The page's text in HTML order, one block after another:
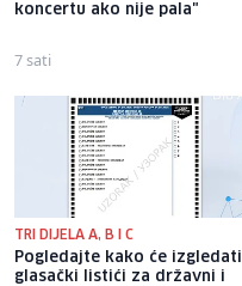
koncertu ako nije pala"
7 sati
TRI DIJELA A, B I C
Pogledajte kako će izgledati
glasački listići za državni i